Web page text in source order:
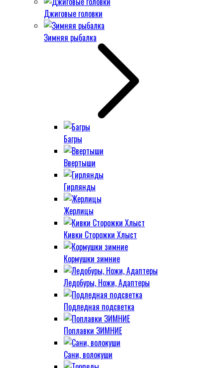
Джиговые головки
Зимняя рыбалка
Багры
Ввертыши
Гирлянды
Жерлицы
Кивки Сторожки Хлыст
Кормушки зимние
Ледобуры, Ножи, Адаптеры
Подледная подсветка
Поплавки ЗИМНИЕ
Сани, волокуши